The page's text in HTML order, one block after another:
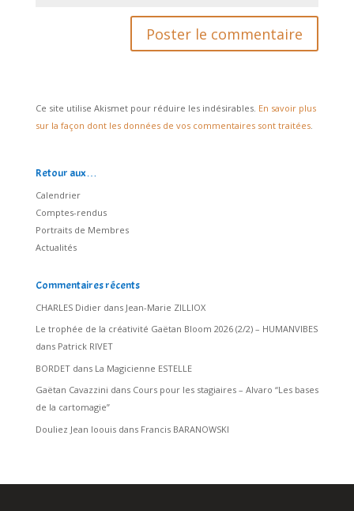
Ce site utilise Akismet pour réduire les indésirables. En savoir plus
sur la façon dont les données de vos commentaires sont traitées.
Retour aux…
Calendrier
Comptes-rendus
Portraits de Membres
Actualités
Commentaires récents
CHARLES Didierdans Jean-Marie ZILLIOX
Le trophée de la créativité Gaëtan Bloom 2026 (2/2) – HUMANVIBES
dans Patrick RIVET
BORDETdans La Magicienne ESTELLE
Gaëtan Cavazzini dans Cours pour les stagiaires – Alvaro “Les bases
de la cartomagie”
Douliez Jean loouisdans Francis BARANOWSKI